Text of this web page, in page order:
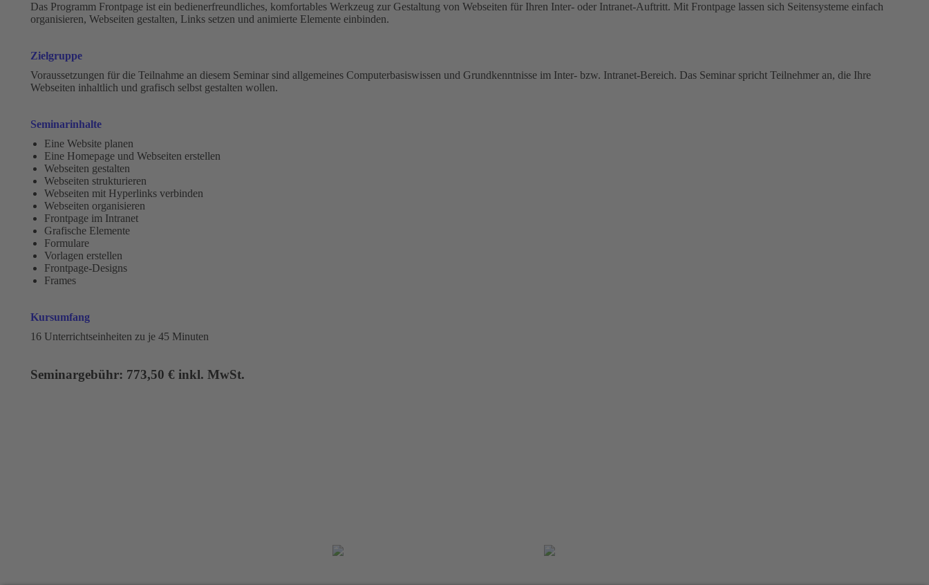
Das Programm Frontpage ist ein bedienerfreundliches, komfortables Werkzeug zur Gestaltung von Webseiten für Ihren Inter- oder Intranet-Auftritt. Mit Frontpage lassen sich Seitensysteme einfach
organisieren, Webseiten gestalten, Links setzen und animierte Elemente einbinden.
Zielgruppe
Voraussetzungen für die Teilnahme an diesem Seminar sind allgemeines Computerbasiswissen und Grundkenntnisse im Inter- bzw. Intranet-Bereich. Das Seminar spricht Teilnehmer an, die Ihre
Webseiten inhaltlich und grafisch selbst gestalten wollen.
Seminarinhalte
Eine Website planen
Eine Homepage und Webseiten erstellen
Webseiten gestalten
Webseiten strukturieren
Webseiten mit Hyperlinks verbinden
Webseiten organisieren
Frontpage im Intranet
Grafische Elemente
Formulare
Vorlagen erstellen
Frontpage-Designs
Frames
Kursumfang
16 Unterrichtseinheiten zu je 45 Minuten
Seminargebühr: 773,50 € inkl. MwSt.